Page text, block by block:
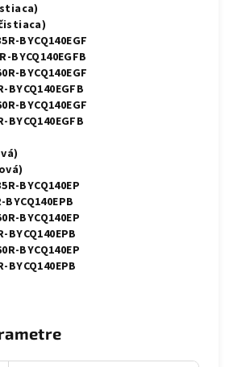
BYCQ140EGF
BYCQ140EGF
BYCQ140EGF
dizajnová)
BYCQ140EP
BYCQ140EP
BYCQ140EP